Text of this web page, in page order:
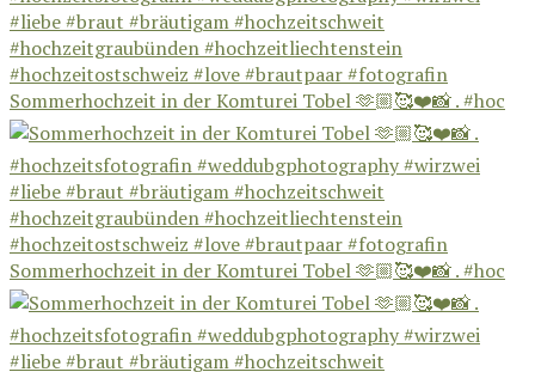
Sommerhochzeit in der Komturei Tobel 🫶🏼🥰❤️📸 . #hoc
Sommerhochzeit in der Komturei Tobel 🫶🏼🥰❤️📸 . #hoc